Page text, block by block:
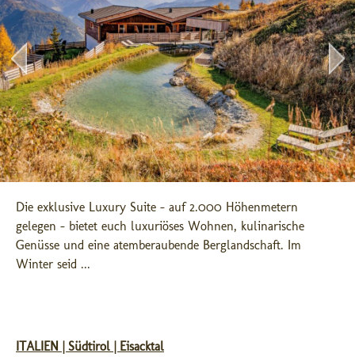
Die exklusive Luxury Suite - auf 2.000 Höhenmetern
gelegen - bietet euch luxuriöses Wohnen, kulinarische
Genüsse und eine atemberaubende Berglandschaft. Im
Winter seid ...
ITALIEN | Südtirol | Eisacktal